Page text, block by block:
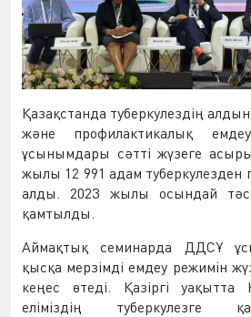
Қазақстанда туберкулездің
және профилактикалық
ұсынымдары сәтті жүзеге
жылы 12 991 адам туберкулезден
алды. 2023 жылы осындай
қамтылды.
Аймақтық семинарда ДДСҰ
қысқа мерзімді емдеу режимін
кеңес өтеді. Қазіргі
еліміздің туберкулезге